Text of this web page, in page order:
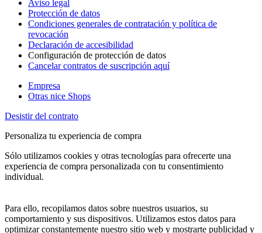
Aviso legal
Protección de datos
Condiciones generales de contratación y política de
revocación
Declaración de accesibilidad
Configuración de protección de datos
Cancelar contratos de suscripción aquí
Empresa
Otras nice Shops
Desistir del contrato
Personaliza tu experiencia de compra
Sólo utilizamos cookies y otras tecnologías para ofrecerte una
experiencia de compra personalizada con tu consentimiento
individual.
Para ello, recopilamos datos sobre nuestros usuarios, su
comportamiento y sus dispositivos. Utilizamos estos datos para
optimizar constantemente nuestro sitio web y mostrarte publicidad y